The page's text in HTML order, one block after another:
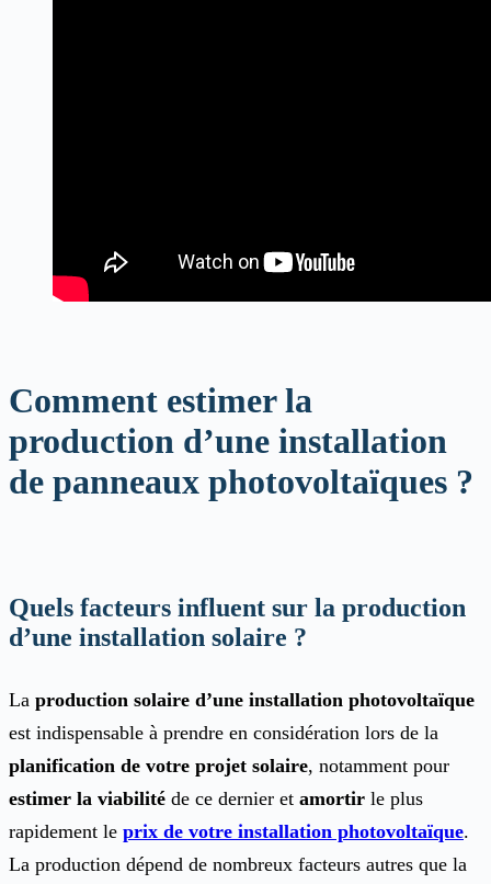
Comment estimer la
production d’une installation
de panneaux photovoltaïques ?
Quels facteurs influent sur la production
d’une installation solaire ?
La production solaire d’une installation photovoltaïque
est indispensable à prendre en considération lors de la
planification de votre projet solaire, notamment pour
estimer la viabilité de ce dernier et amortir le plus
rapidement le prix de votre installation photovoltaïque.
La production dépend de nombreux facteurs autres que la